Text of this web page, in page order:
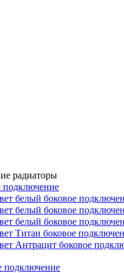
радиаторы
белый боковое
белый боковое
белый боковое
Титан боковое
Антрацит боковое
подключение